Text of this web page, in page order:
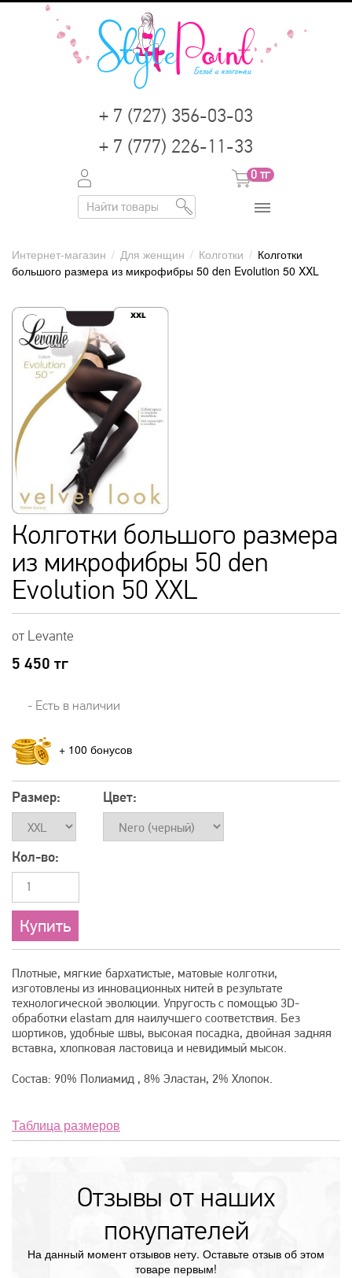
+ 7 (727) 356-03-03
+ 7 (777) 226-11-33
0 тг
Интернет-магазин / Для женщин / Колготки / Колготки
большого размера из микрофибры 50 den Evolution 50 XXL
Колготки большого размера
из микрофибры 50 den
Evolution 50 XXL
от Levante
5 450 тг
- Есть в наличии
+ 100
Размер: Цвет:
Кол-во:
Плотные, мягкие бархатистые, матовые колготки,
изготовлены из инновационных нитей в результате
технологической эволюции. Упругость с помощью 3D-
обработки elastam для наилучшего соответствия. Без
шортиков, удобные швы, высокая посадка, двойная задняя
вставка, хлопковая ластовица и невидимый мысок.
Состав: 90% Полиамид , 8% Эластан, 2% Хлопок.
Таблица размеров
Отзывы от наших
покупателей
На данный момент отзывов нету. Оставьте отзыв об этом
товаре первым!